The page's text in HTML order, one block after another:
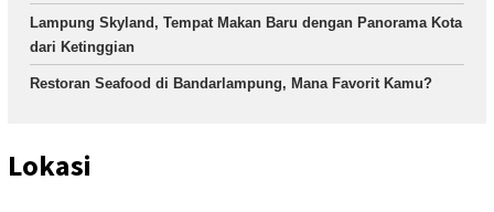
Lampung Skyland, Tempat Makan Baru dengan Panorama Kota
dari Ketinggian
Restoran Seafood di Bandarlampung, Mana Favorit Kamu?
Lokasi